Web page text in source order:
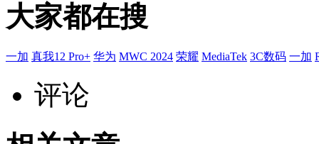
大家都在搜
一加 真我12 Pro+ 华为 MWC 2024 荣耀 MediaTek 3C数码 一加
评论